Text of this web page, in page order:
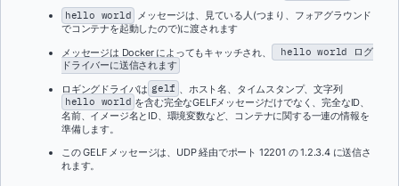
hello world メッセージは、見ている人(つまり、フォアグラウンド
でコンテナを起動したので)に渡されます
メッセージは Dockerによってもキャッチされ、
hello world ログ
ドライバーに送信されます
ロギングドライバは gelf
、ホスト名、タイムスタンプ、文字列
hello world を含む完全なGELFメッセージだけでなく、完全なID、
名前、イメージ名とID、環境変数など、コンテナに関する一連の情報を
準備します。
この GELF メッセージは、UDP 経由でポート 12201 の 1.2.3.4 に送信さ
れます。